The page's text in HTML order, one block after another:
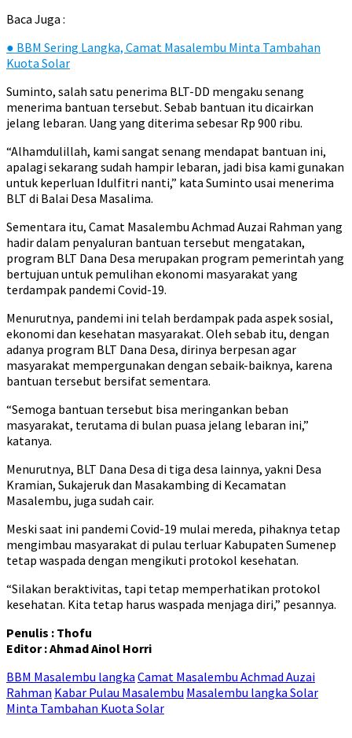
Baca Juga :
● BBM Sering Langka, Camat Masalembu Minta Tambahan
Kuota Solar
Suminto, salah satu penerima BLT-DD mengaku senang
menerima bantuan tersebut. Sebab bantuan itu dicairkan
jelang lebaran. Uang yang diterima sebesar Rp 900 ribu.
“Alhamdulillah, kami sangat senang mendapat bantuan ini,
apalagi sekarang sudah hampir lebaran, jadi bisa kami gunakan
untuk keperluan Idulfitri nanti,” kata Suminto usai menerima
BLT di Balai Desa Masalima.
Sementara itu, Camat Masalembu Achmad Auzai Rahman yang
hadir dalam penyaluran bantuan tersebut mengatakan,
program BLT Dana Desa merupakan program pemerintah yang
bertujuan untuk pemulihan ekonomi masyarakat yang
terdampak pandemi Covid-19.
Menurutnya, pandemi ini telah berdampak pada aspek sosial,
ekonomi dan kesehatan masyarakat. Oleh sebab itu, dengan
adanya program BLT Dana Desa, dirinya berpesan agar
masyarakat mempergunakan dengan sebaik-baiknya, karena
bantuan tersebut bersifat sementara.
“Semoga bantuan tersebut bisa meringankan beban
masyarakat, terutama di bulan puasa jelang lebaran ini,”
katanya.
Menurutnya, BLT Dana Desa di tiga desa lainnya, yakni Desa
Kramian, Sukajeruk dan Masakambing di Kecamatan
Masalembu, juga sudah cair.
Meski saat ini pandemi Covid-19 mulai mereda, pihaknya tetap
mengimbau masyarakat di pulau terluar Kabupaten Sumenep
tetap waspada dengan mengikuti protokol kesehatan.
“Silakan beraktivitas, tapi tetap memperhatikan protokol
kesehatan. Kita tetap harus waspada menjaga diri,” pesannya.
Penulis : Thofu
Editor : Ahmad Ainol Horri
BBM Masalembu langka Camat Masalembu Achmad Auzai
Rahman Kabar Pulau Masalembu Masalembu langka Solar
Minta Tambahan Kuota Solar